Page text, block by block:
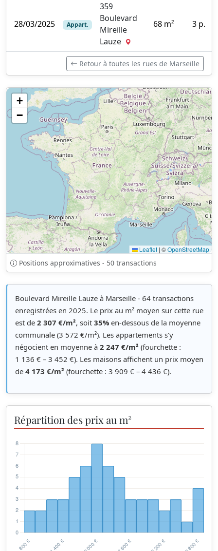
28/03/2025 Appart.
359
Boulevard
Mireille
Lauze
68 m² 3 p.
Retour à toutes les rues de Marseille
+
−
Leaflet | ©OpenStreetMap
Positions approximatives - 50 transactions
Boulevard Mireille Lauze à Marseille - 64 transactions
enregistrées en 2025. Le prix au m² moyen sur cette rue
est de 2 307 €/m², soit 35% en-dessous de la moyenne
communale (3 572 €/m²). Les appartements s'y
négocient en moyenne à 2 247 €/m² (fourchette :
1 136 € – 3 452 €). Les maisons affichent un prix moyen
de 4 173 €/m² (fourchette : 3 909 € – 4 436 €).
Répartition des prix au m²